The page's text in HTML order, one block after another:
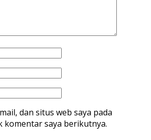
dan situs web saya pada
komentar saya berikutnya.